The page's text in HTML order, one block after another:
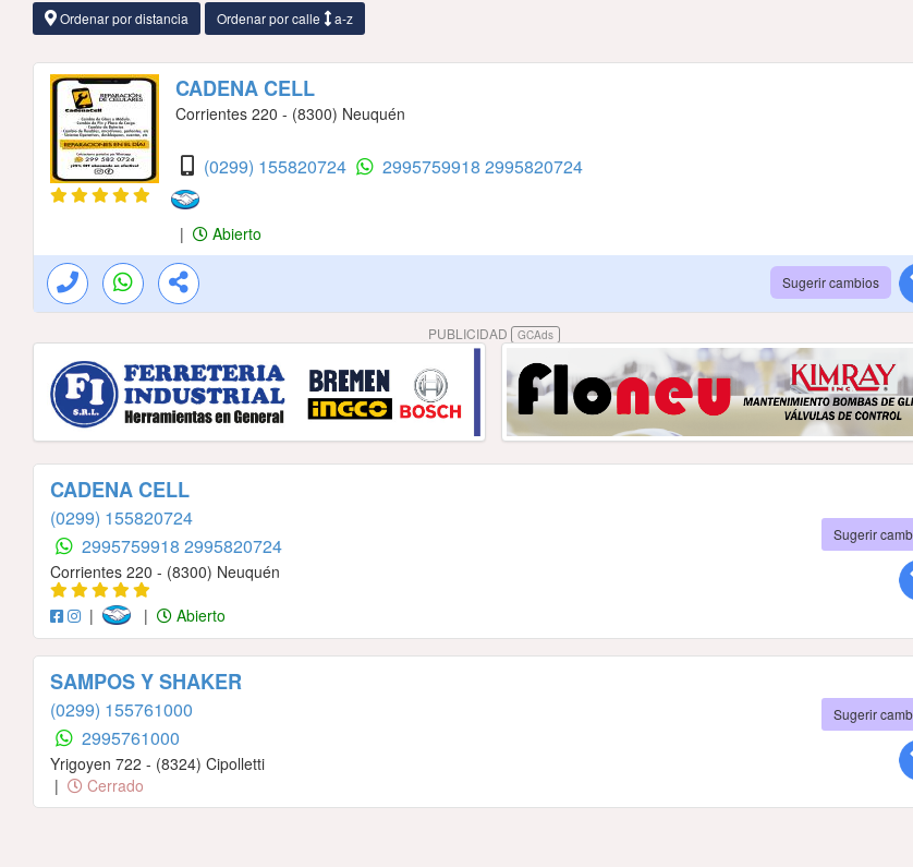
Ordenar por distancia Ordenar por calle a-z
CADENA CELL
Corrientes 220 - (8300) Neuquén
(0299) 155820724 2995759918 2995820724
| Abierto
Sugerir cambios
PUBLICIDAD GCAds
CADENA CELL
(0299) 155820724
2995759918 2995820724
Corrientes 220 - (8300) Neuquén
|
| Abierto
Sugerir
SAMPOS Y SHAKER
(0299) 155761000
2995761000
Yrigoyen 722 - (8324) Cipolletti
|
Cerrado
Sugerir